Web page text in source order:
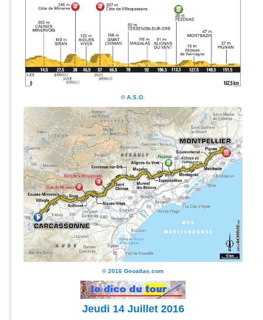
© A.S.O.
© 2016 Geoatlas.com
Jeudi 14 Juillet 2016